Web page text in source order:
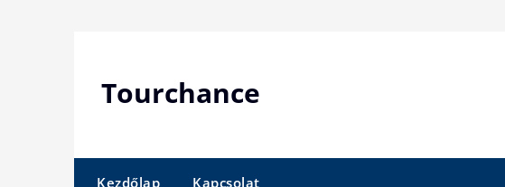
Tourchance
Kezdőlap Kapcsolat